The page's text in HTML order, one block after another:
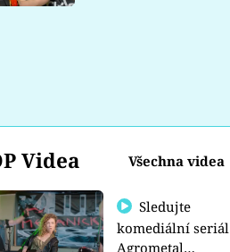
Videa Všechna videa
Sledujte
komediální seriál
Agrometal